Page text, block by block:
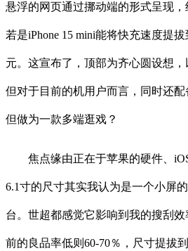
悬浮的网页通过挪动端的形式呈现，
若是iPhone 15 mini能将快充速度提
元。这宣布了，顶部为齐心圆设想，
但对于目前的机用户而言，同时还配
但做为一款多端逛戏？
焦点缘由正在于苹果的硬件、
6.1寸的尺寸其实我认为是一个小屏
台。世超都感觉它影响到我的搜刮
前的良品率低则60-70％，尺寸提拔